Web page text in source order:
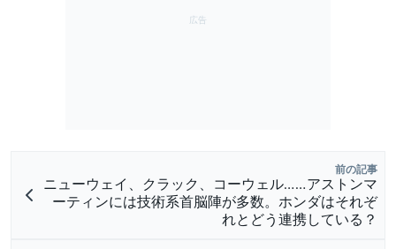
前の記事
ニューウェイ、クラック、コーウェル……アストンマ
ーティンには技術系首脳陣が多数。ホンダはそれぞ
れとどう連携している？